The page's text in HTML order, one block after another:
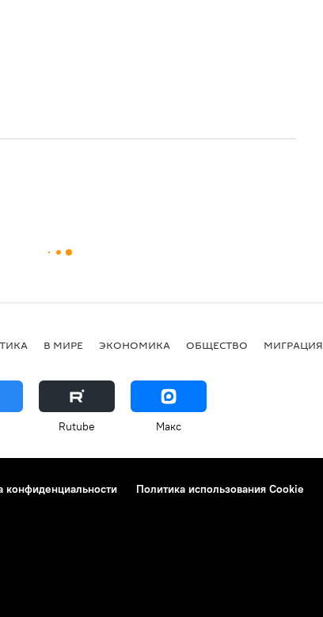
В МИРЕ ЭКОНОМИКА ОБЩЕСТВО МИГРАЦИЯ
Rutube Макс
конфиденциальности Политика использования Cookie